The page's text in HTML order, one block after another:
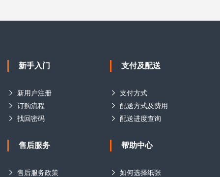
新手入门
新用户注册
订购流程
找回密码
支付及配送
支付方式
配送方式及费用
配送进度查询
售后服务
售后服务政策
帮助中心
如何选择纸张